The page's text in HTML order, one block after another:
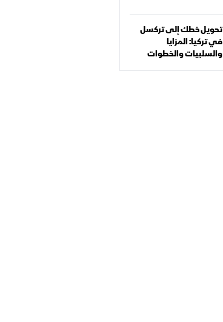
تحويل خطك إلى تركسل
في تركيا: المزايا
والسلبيات والخطوات